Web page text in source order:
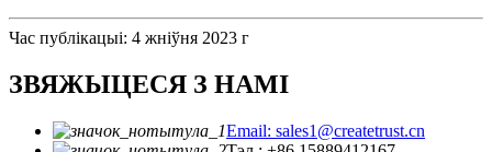
Час публікацыі: 4 жніўня 2023 г
ЗВЯЖЫЦЕСЯ З НАМІ
Email: sales1@createtrust.cn